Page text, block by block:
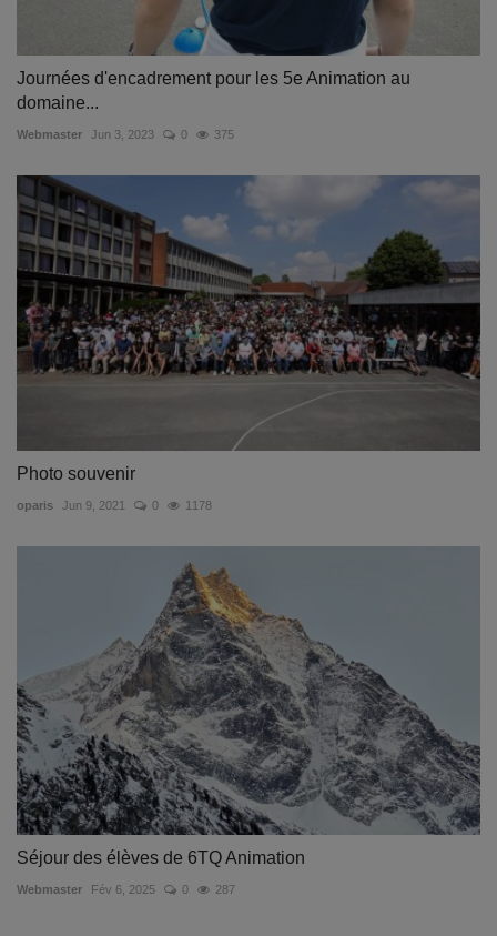
Journées d'encadrement pour les 5e Animation au
domaine...
Webmaster Jun 3, 2023 0 375
Photo souvenir
oparis Jun 9, 2021 0 1178
Séjour des élèves de 6TQ Animation
Webmaster Fév 6, 2025 0 287